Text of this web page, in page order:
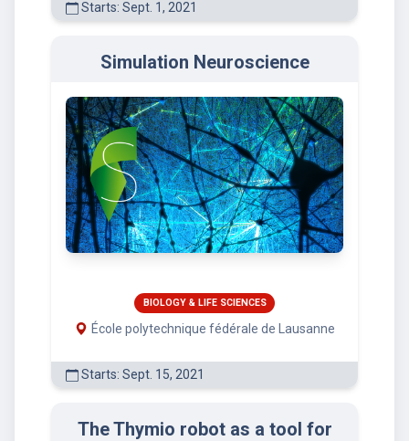
Starts: Sept. 1, 2021
Simulation Neuroscience
BIOLOGY & LIFE SCIENCES
École polytechnique fédérale de Lausanne
Starts: Sept. 15, 2021
The Thymio robot as a tool for